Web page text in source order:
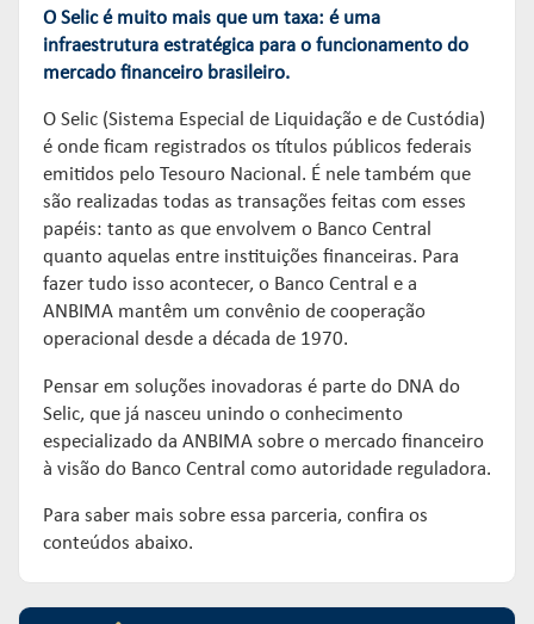
PUBLICAÇÕES
Links mais acessados:
governança
DIRETORIA
associados
LISTA DE ASSOCIADOS
publicações
NOTÍCIAS
RELATÓRIOS
ESTUDOS
REGULAÇÃO
INFORMAR
Links mais acessados:
estatísticas
CONSOLIDADO DIÁRIO DE
FUNDOS
estatísticas
GUIAS DE BOAS PRÁTICAS
Links mais acessados:
fóruns de representação
GESTÃO DE FUNDOS
ESTRUTURADOS
grupos consultivos permanentes
documentos
NOTÍCIAS
documentos
BIBLIOTECA DE
DOCUMENTOS
ORGANISMOS DE SUPERVISÃO
Links mais acessados:
autorregulação
INSTITUIÇÕES
AUTORREGULADAS
solicitações
ADMINISTRADORES
códigos
sistemas
SSM
Links mais acessados:
ANBIMA EDU
transição
CPA-10, CPA-20 E CEA
entenda o compromisso
EDUCAR
O Selic é muito mais que um taxa: é uma
infraestrutura estratégica para o funcionamento do
mercado financeiro brasileiro.
O Selic (Sistema Especial de Liquidação e de Custódia)
é onde ficam registrados os títulos públicos federais
emitidos pelo Tesouro Nacional. É nele também que
são realizadas todas as transações feitas com esses
papéis: tanto as que envolvem o Banco Central
quanto aquelas entre instituições financeiras. Para
fazer tudo isso acontecer, o Banco Central e a
ANBIMA mantêm um convênio de cooperação
operacional desde a década de 1970.
Pensar em soluções inovadoras é parte do DNA do
Selic, que já nasceu unindo o conhecimento
especializado da ANBIMA sobre o mercado financeiro
à visão do Banco Central como autoridade reguladora.
Para saber mais sobre essa parceria, confira os
conteúdos abaixo.